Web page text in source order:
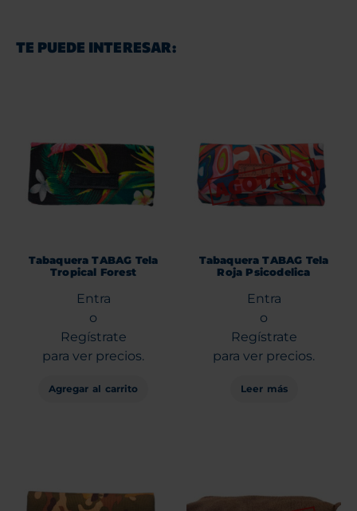
TE PUEDE INTERESAR:
Tabaquera TABAG Tela
Tropical Forest
Entra
o
Regístrate
para ver precios.
Agregar al carrito
Tabaquera TABAG Tela
Roja Psicodelica
Entra
o
Regístrate
para ver precios.
Leer más